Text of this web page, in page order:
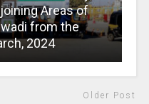
Areas of
from the
2024
Older Post